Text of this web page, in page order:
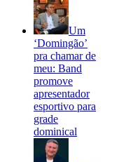
Um
‘Domingão’
pra chamar de
meu: Band
promove
apresentador
esportivo para
grade
dominical